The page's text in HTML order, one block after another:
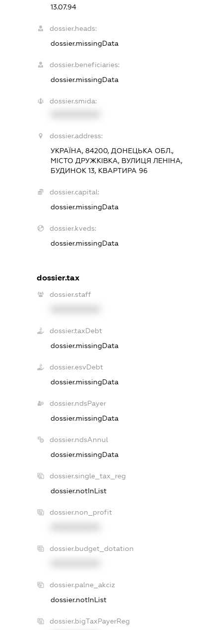
13.07.94
dossier.heads:
dossier.missingData
dossier.beneficiaries:
dossier.missingData
dossier.smida:
dossier.address:
УКРАЇНА, 84200, ДОНЕЦЬКА ОБЛ.,
МІСТО ДРУЖКІВКА, ВУЛИЦЯ ЛЕНІНА,
БУДИНОК 13, КВАРТИРА 96
dossier.capital:
dossier.missingData
dossier.kveds:
dossier.missingData
dossier.tax
dossier.staff
dossier.taxDebt
dossier.missingData
dossier.esvDebt
dossier.missingData
dossier.ndsPayer
dossier.missingData
dossier.ndsAnnul
dossier.missingData
dossier.single_tax_reg
dossier.notInList
dossier.non_profit
dossier.budget_dotation
dossier.palne_akciz
dossier.notInList
dossier.bigTaxPayerReg